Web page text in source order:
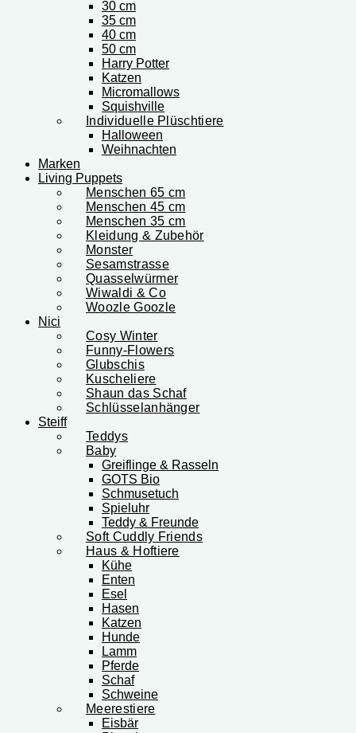
30 cm
35 cm
40 cm
50 cm
Harry Potter
Katzen
Micromallows
Squishville
Individuelle Plüschtiere
Halloween
Weihnachten
Marken
Living Puppets
Menschen 65 cm
Menschen 45 cm
Menschen 35 cm
Kleidung & Zubehör
Monster
Sesamstrasse
Quasselwürmer
Wiwaldi & Co
Woozle Goozle
Nici
Cosy Winter
Funny-Flowers
Glubschis
Kuscheliere
Shaun das Schaf
Schlüsselanhänger
Steiff
Teddys
Baby
Greiflinge & Rasseln
GOTS Bio
Schmusetuch
Spieluhr
Teddy & Freunde
Soft Cuddly Friends
Haus & Hoftiere
Kühe
Enten
Esel
Hasen
Katzen
Hunde
Lamm
Pferde
Schaf
Schweine
Meerestiere
Eisbär